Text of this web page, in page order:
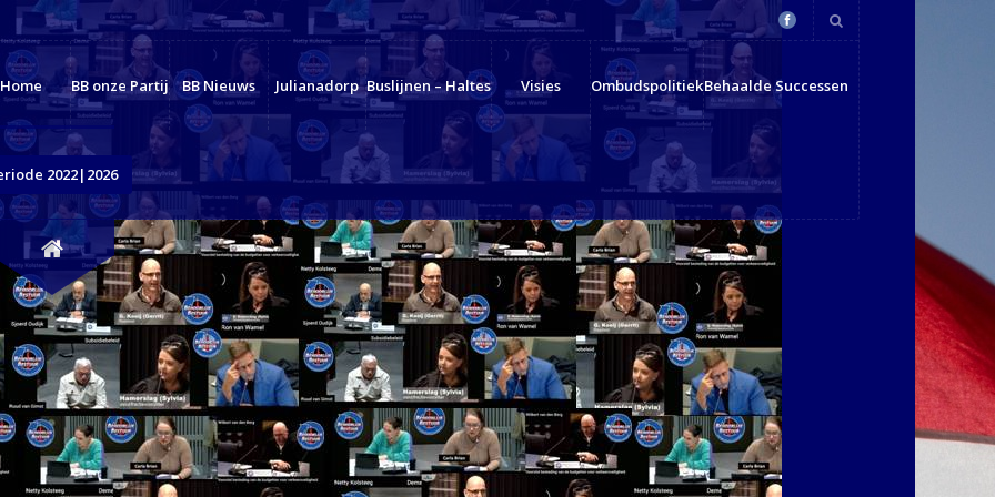
Home BB onze Partij BB Nieuws Julianadorp Buslijnen – Haltes Visies OmbudspolitiekBehaalde Successen
2022|2026